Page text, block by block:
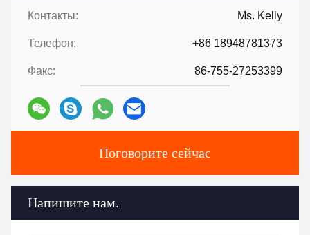
Контакты: Ms. Kelly
Телефон: +86 18948781373
Факс: 86-755-27253399
Поговорите сейчас
Напишите нам.